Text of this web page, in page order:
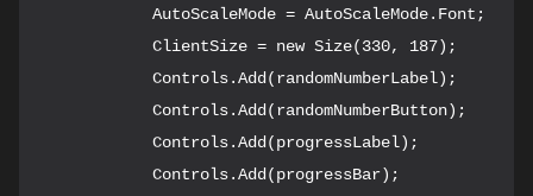
            AutoScaleMode = AutoScaleMode.Font;
            ClientSize = new Size(330, 187);
            Controls.Add(randomNumberLabel);
            Controls.Add(randomNumberButton);
            Controls.Add(progressLabel);
            Controls.Add(progressBar);